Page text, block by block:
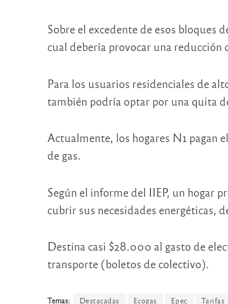
Sobre el excedente de esos bloques
cual debería provocar una reducción
Para los usuarios residenciales de
también podría optar por una quita
Actualmente, los hogares N1 pagan
de gas.
Según el informe del IIEP, un hogar
cubrir sus necesidades energéticas,
Destina casi $28.000 al gasto de
transporte (boletos de colectivo).
Temas: Destacadas Ecogas Epec Tarifas